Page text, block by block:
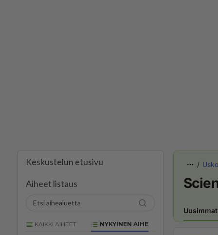
Keskustelun etusivu
Aiheet listaus
KAIKKI AIHEET NYKYINEN AIHE